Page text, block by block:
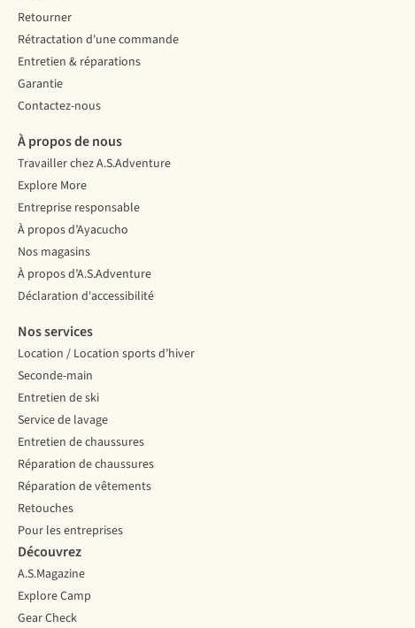
Retourner
Rétractation d'une commande
Entretien & réparations
Garantie
Contactez-nous
À propos de nous
Travailler chez A.S.Adventure
Explore More
Entreprise responsable
À propos d’Ayacucho
Nos magasins
À propos d’A.S.Adventure
Déclaration d'accessibilité
Nos services
Location / Location sports d’hiver
Seconde-main
Entretien de ski
Service de lavage
Entretien de chaussures
Réparation de chaussures
Réparation de vêtements
Retouches
Pour les entreprises
Découvrez
A.S.Magazine
Explore Camp
Gear Check